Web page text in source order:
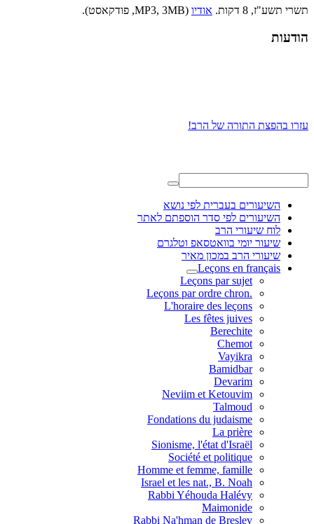
תשרי תשע"ז, 8 דקות. אודיו (MP3, 3MB, פודקאסט).
הודעות
עזרו בהפצת התורה של הרב!
השיעורים בעברית לפי נושא
השיעורים לפי סדר הוספתם לאתר
לוח שיעורי הרב
שיעור יומי בוואטסאפ וטלגרם
שיעורי הרב במכון מאיר
Leçons en français
Leçons par sujet
.Leçons par ordre chron
L'horaire des leçons
Les fêtes juives
Berechite
Chemot
Vayikra
Bamidbar
Devarim
Neviim et Ketouvim
Talmoud
Fondations du judaisme
La prière
Sionisme, l'état d'Israël
Société et politique
Homme et femme, famille
Israel et les nat., B. Noah
Rabbi Yéhouda Halévy
Maimonide
Rabbi Na'hman de Breslev